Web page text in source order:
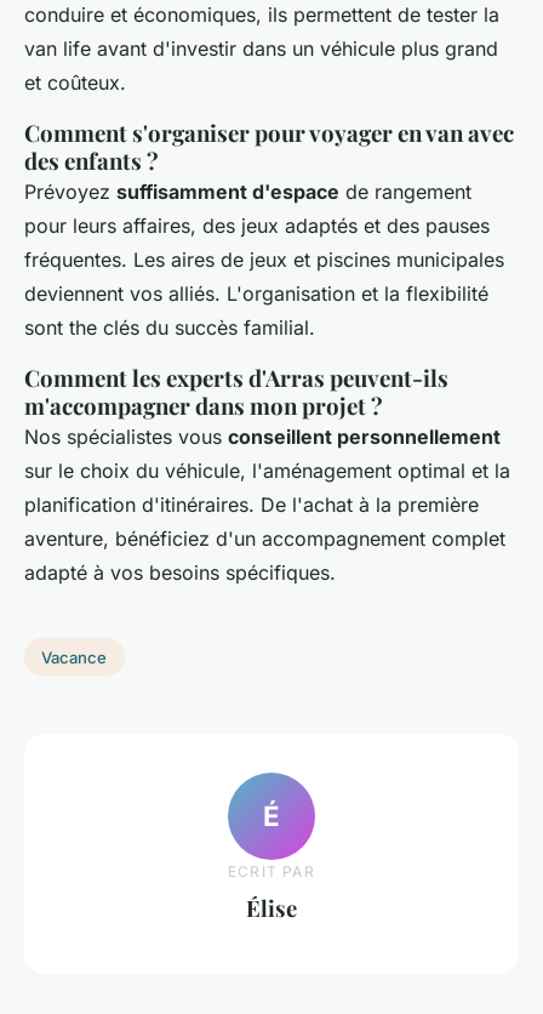
conduire et économiques, ils permettent de tester la
van life avant d'investir dans un véhicule plus grand
et coûteux.
Comment s'organiser pour voyager en van avec
des enfants ?
Prévoyez suffisamment d'espace de rangement
pour leurs affaires, des jeux adaptés et des pauses
fréquentes. Les aires de jeux et piscines municipales
deviennent vos alliés. L'organisation et la flexibilité
sont the clés du succès familial.
Comment les experts d'Arras peuvent-ils
m'accompagner dans mon projet ?
Nos spécialistes vous conseillent personnellement
sur le choix du véhicule, l'aménagement optimal et la
planification d'itinéraires. De l'achat à la première
aventure, bénéficiez d'un accompagnement complet
adapté à vos besoins spécifiques.
Vacance
É
ECRIT PAR
Élise